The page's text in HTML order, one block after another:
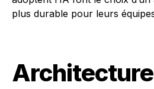
plus durable pour leurs